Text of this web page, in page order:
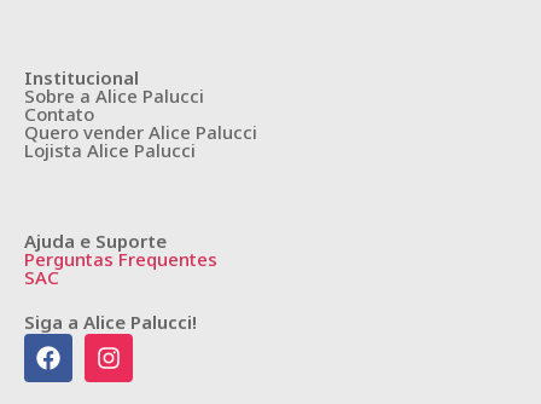
Institucional
Sobre a Alice Palucci
Contato
Quero vender Alice Palucci
Lojista Alice Palucci
Ajuda e Suporte
Perguntas Frequentes
SAC
Siga a Alice Palucci!